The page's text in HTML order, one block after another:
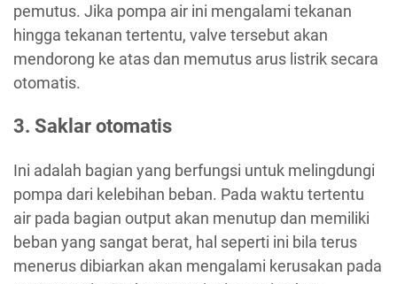
pemutus. Jika pompa air ini mengalami tekanan
hingga tekanan tertentu, valve tersebut akan
mendorong ke atas dan memutus arus listrik secara
otomatis.
3. Saklar otomatis
Ini adalah bagian yang berfungsi untuk melingdungi
pompa dari kelebihan beban. Pada waktu tertentu
air pada bagian output akan menutup dan memiliki
beban yang sangat berat, hal seperti ini bila terus
menerus dibiarkan akan mengalami kerusakan pada